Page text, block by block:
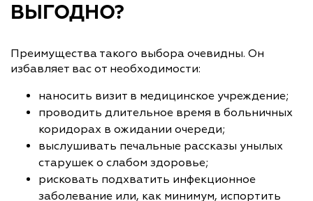
ВЫГОДНО?
Преимущества такого выбора очевидны. Он
избавляет вас от необходимости:
наносить визит в медицинское учреждение;
проводить длительное время в больничных
коридорах в ожидании очереди;
выслушивать печальные рассказы унылых
старушек о слабом здоровье;
рисковать подхватить инфекционное
заболевание или, как минимум, испортить